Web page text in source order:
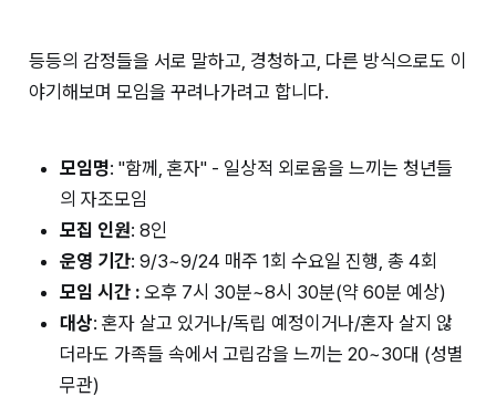
등등의 감정들을 서로 말하고, 경청하고, 다른 방식으로도 이
야기해보며 모임을 꾸려나가려고 합니다.
모임명: "함께, 혼자" - 일상적 외로움을 느끼는 청년들
의 자조모임
모집 인원: 8인
운영 기간: 9/3~9/24 매주 1회 수요일 진행, 총 4회
모임 시간 :오후 7시 30분~8시 30분(약 60분 예상)
대상: 혼자 살고 있거나/독립 예정이거나/혼자 살지 않
더라도 가족들 속에서 고립감을 느끼는 20~30대 (성별
무관)